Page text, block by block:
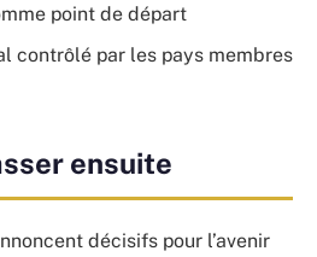
point de départ
contrôlé par les pays membres
ensuite
décisifs pour l’avenir